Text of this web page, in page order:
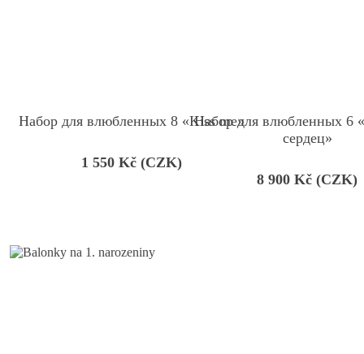
Набор для влюбленных 8 «Kiss me»
1 550Kč (CZK)
Набор для влюбленных 6
сердец»
8 900Kč (CZK)